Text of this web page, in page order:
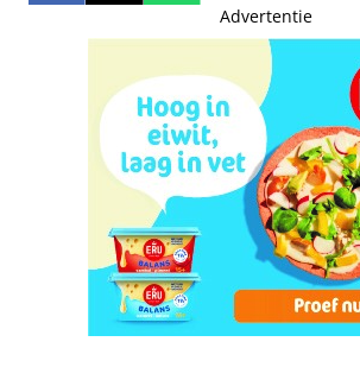
Advertentie